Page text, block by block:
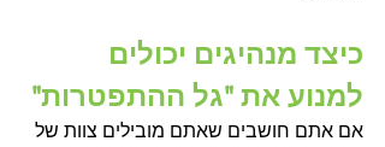
כיצד מנהיגים יכולים
למנוע את "גל ההתפטרות"
אם אתם חושבים שאתם מובילים צוות של